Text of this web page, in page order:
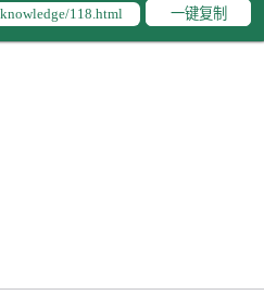
一键复制